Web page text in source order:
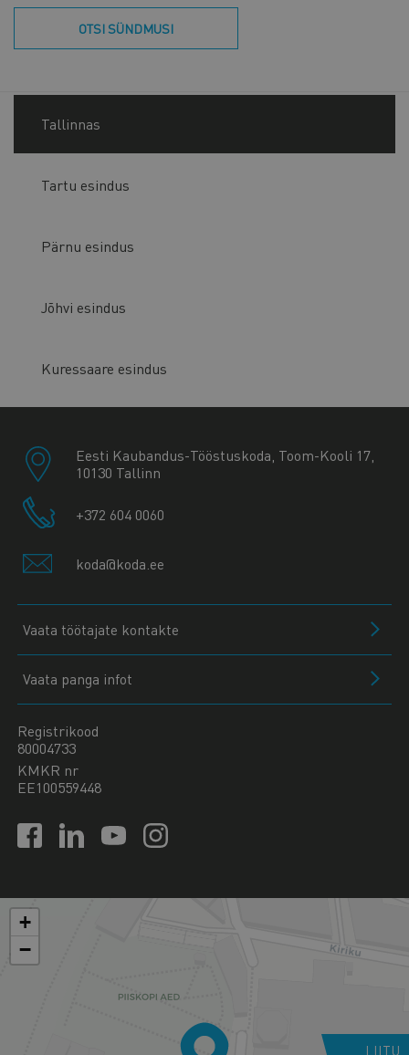
OTSI SÜNDMUSI
Tallinnas
Tartu esindus
Pärnu esindus
Jõhvi esindus
Kuressaare esindus
Eesti Kaubandus-Tööstuskoda, Toom-Kooli 17,
10130 Tallinn
+372 604 0060
koda@koda.ee
Vaata töötajate kontakte
Vaata panga infot
Registrikood
80004733
KMKR nr
EE100559448
+
−
LIITU